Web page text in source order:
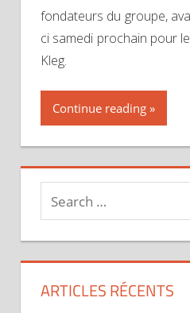
fondateurs du groupe,
ci samedi prochain pour
Kleg.
Continue reading
ARTICLES RÉCENTS